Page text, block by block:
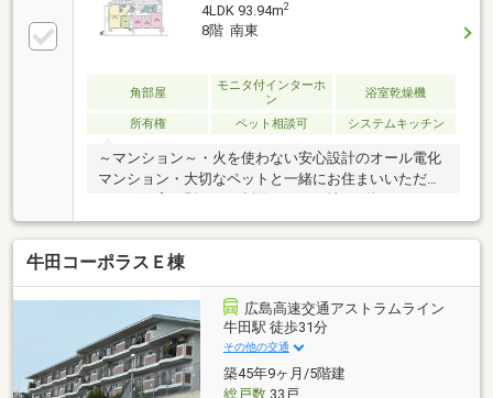
4LDK 93.94m2
8階 南東
角部屋
モニタ付インターホ
ン
浴室乾燥機
所有権 ペット相談可 システムキッチン
～マンション～・火を使わない安心設計のオール電化
マンション・大切なペットと一緒にお住まいいただけ
クルームあり（1住戸1区画・使用料無償） 季節の変
わり目の備品やアウトドア用品の保管などに重宝しま
す～お部屋について～・バルコニーは明るさと通風性
を高めるL字型バルコニー・玄関には靴や外出用品も
収納できるシューズクロゼット・室内はお子様からご
年配の方まで使いやすい、段差の少ないバリアフリー
設計・LDK・キッチン・洗面所の画像は、現況写真と
間取り図面をもとにCGで作成したリフォームイメージ
です。
牛田コーポラスＥ棟
広島高速交通アストラムライン
牛田駅 徒歩31分
その他の交通
築45年9ヶ月/5階建
総戸数33戸